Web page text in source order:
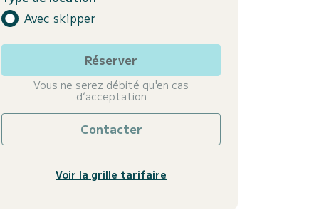
Avec skipper
Réserver
Vous ne serez débité qu'en cas
d’acceptation
Contacter
Voir la grille tarifaire